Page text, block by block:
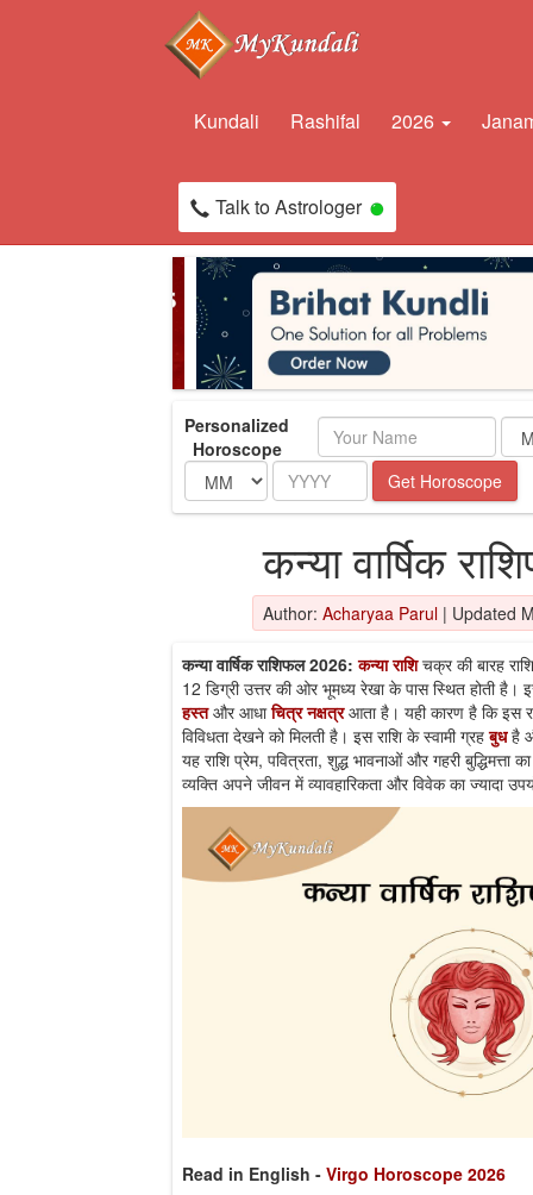
Kundali Rashifal 2026
Talk to Astrologer
Personalized
Horoscope
Name
Month
Year Get Horoscope
कन्या वार्षिक
Author: Acharyaa Parul | Updated
कन्या वार्षिक राशिफल 2026:कन्या राशिचक्र की बारह
12 डिग्री उत्तर की ओर भूमध्य रेखा के पास स्थित होती है।
हस्तऔर आधाचित्र नक्षत्रआता है। यही कारण है कि इस
विविधता देखने को मिलती है। इस राशि के स्वामी ग्रह बुधहै
यह राशि प्रेम, पवित्रता, शुद्ध भावनाओं और गहरी बुद्धिमत्ता
व्यक्ति अपने जीवन में व्यावहारिकता और विवेक का ज्यादा
Read in English - Virgo Horoscope 2026